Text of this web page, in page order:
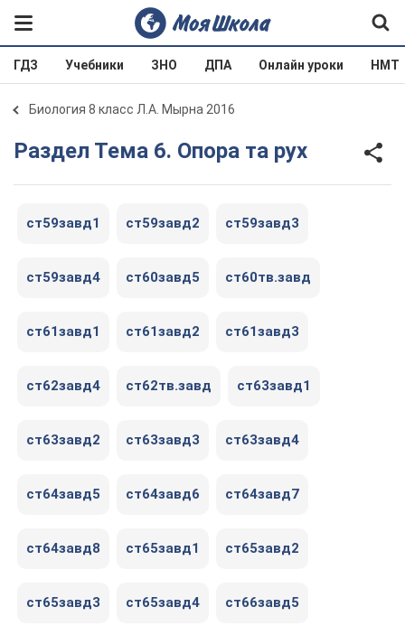
ГДЗ Учебники ЗНО ДПА Онлайн уроки НМТ
Биология 8 класс Л.А. Мырна 2016
Раздел Тема 6. Опора та рух
ст59завд1 ст59завд2 ст59завд3
ст59завд4 ст60завд5 ст60тв.завд
ст61завд1 ст61завд2 ст61завд3
ст62завд4 ст62тв.завд ст63завд1
ст63завд2 ст63завд3 ст63завд4
ст64завд5 ст64завд6 ст64завд7
ст64завд8 ст65завд1 ст65завд2
ст65завд3 ст65завд4 ст66завд5